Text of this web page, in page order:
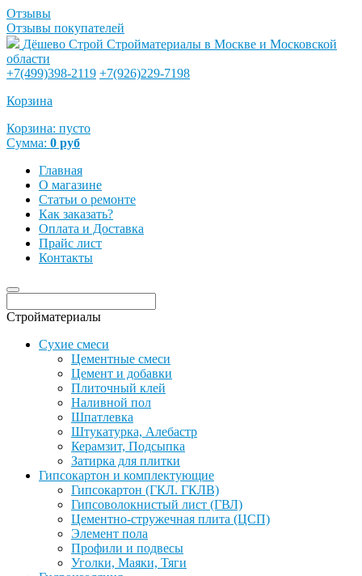
Отзывы
Отзывы покупателей
Дёшево Строй Стройматериалы в Москве и Московской
области
+7(499)398-2119 +7(926)229-7198
Корзина
Корзина: пусто
Сумма: 0 руб
Главная
О магазине
Статьи о ремонте
Как заказать?
Оплата и Доставка
Прайс лист
Контакты
Стройматериалы
Сухие смеси
Цементные смеси
Цемент и добавки
Плиточный клей
Наливной пол
Шпатлевка
Штукатурка, Алебастр
Керамзит, Подсыпка
Затирка для плитки
Гипсокартон и комплектующие
Гипсокартон (ГКЛ. ГКЛВ)
Гипсоволокнистый лист (ГВЛ)
Цементно-стружечная плита (ЦСП)
Элемент пола
Профили и подвесы
Уголки, Маяки, Тяги